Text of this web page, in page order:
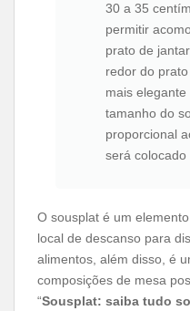
30 a 35
permitir
prato de
redor do
mais
tamanho do
proporcional
será colocado
O sousplat é um
local de descanso para
alimentos, além disso, é
composições de mesa
“Sousplat: saiba tudo